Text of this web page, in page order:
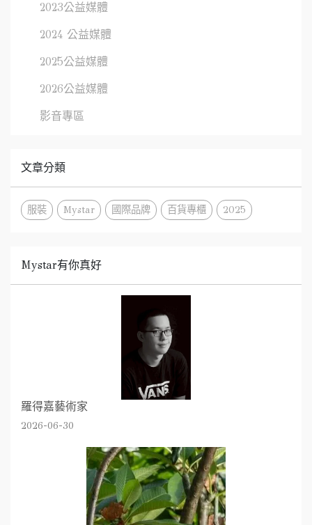
2023公益媒體
2024 公益媒體
2025公益媒體
2026公益媒體
影音專區
文章分類
服裝 Mystar 國際品牌 百貨專櫃 2025
Mystar有你真好
羅得嘉藝術家
2026-06-30